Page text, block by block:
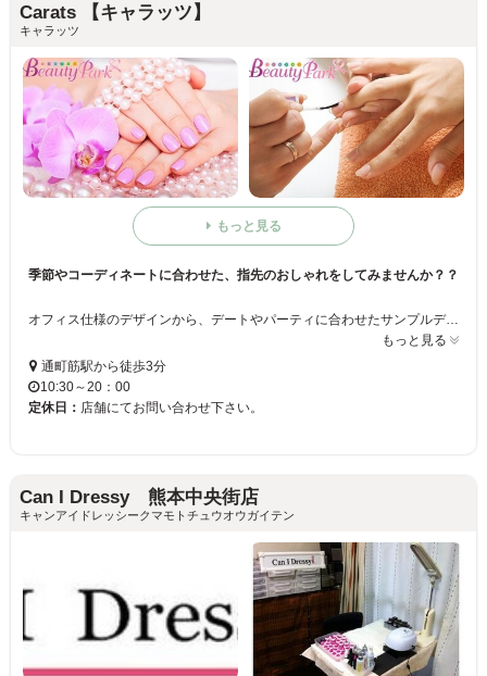
Carats 【キャラッツ】
キャラッツ
もっと見る
季節やコーディネートに合わせた、指先のおしゃれをしてみませんか？？
オフィス仕様のデザインから、デートやパーティに合わせたサンプルデザインを多数ご用意しております☆ミ ネイルすることが初めてという方も気軽に遊びに来てくださいね♪気さくなスタッフがお客様のご要望に合わせたデザインを提供いたします！！
もっと見る
通町筋駅から徒歩3分
10:30～20：00
定休日： 店舗にてお問い合わせ下さい。
Can I Dressy 熊本中央街店
キャンアイドレッシークマモトチュウオウガイテン